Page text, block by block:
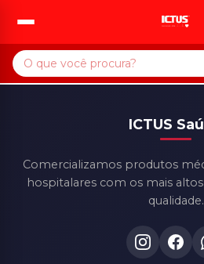
ICTUS
Comercializamos produtos
hospitalares com os mais
qualidade.